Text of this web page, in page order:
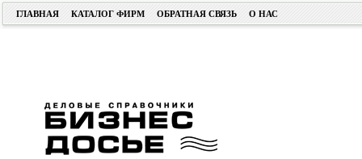
ГЛАВНАЯ КАТАЛОГ ФИРМ ОБРАТНАЯ СВЯЗЬ О НАС